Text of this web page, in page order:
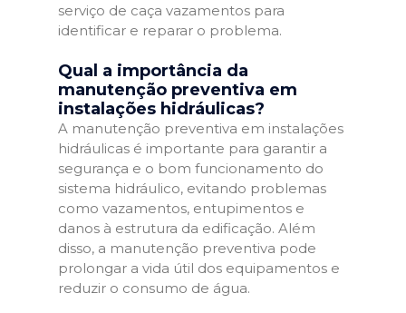
serviço de caça vazamentos para
identificar e reparar o problema.
Qual a importância da
manutenção preventiva em
instalações hidráulicas?
A manutenção preventiva em instalações
hidráulicas é importante para garantir a
segurança e o bom funcionamento do
sistema hidráulico, evitando problemas
como vazamentos, entupimentos e
danos à estrutura da edificação. Além
disso, a manutenção preventiva pode
prolongar a vida útil dos equipamentos e
reduzir o consumo de água.